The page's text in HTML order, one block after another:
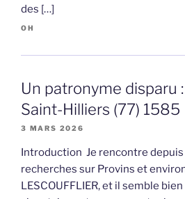
des […]
OH
Un patronyme disparu
Saint-Hilliers (77) 1585
3 MARS 2026
Introduction Je rencontre depuis
recherches sur Provins et
LESCOUFFLIER, et il semble